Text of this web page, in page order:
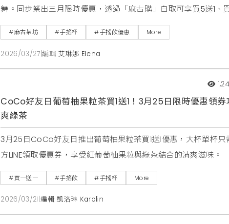
舞。同步祭出三月限時優惠，透過「麻古購」自取可享買5送1、
好粉紅氛圍與手搖飲的消費者千萬別錯過。
#麻古茶坊 #手搖杯 #手搖飲優惠 More
2026/03/27 |編輯 艾琳娜 Elena
CoCo好友日葡萄柚果粒茶買1送1！3月25日限時優惠領
爽綠茶
3月25日CoCo好友日推出葡萄柚果粒茶買1送1優惠，大杯單杯
方LINE領取優惠券，享受紅葡萄柚果粒與綠茶結合的清爽滋味。
#買一送一 #手搖飲 #手搖杯 More
2026/03/21 |編輯 凱洛琳 Karolin